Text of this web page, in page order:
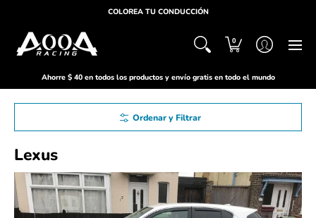
ACERCA DE PRODUCTOS
COLOREA TU CONDUCCIÓN
0
Ahorre $ 40 en todos los productos y envío gratis en todo el mundo
Ordenar y Filtrar
Lexus